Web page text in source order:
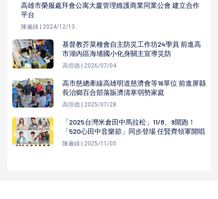
高雄市榮服處拜會公寓大廈管理維護商業同業公會 建立合作
平台
陳遍綠 | 2024/12/13
基督教芥菜種會自主防災工作坊24學員 前進高
市湖內區海埔國小化身關主宣導災防
高培德 | 2026/07/04
高市慈總牽線高雄明道慈濟會等16單位 前進屏縣
長治鄉百合部落賑濟清寒弱勢家庭
高培德 | 2025/07/28
「2025台灣米倉田中馬拉松」11/8、9開跑！
「520心田中音樂節」同步登場 任賢齊領軍開唱
陳遍綠 | 2025/11/05